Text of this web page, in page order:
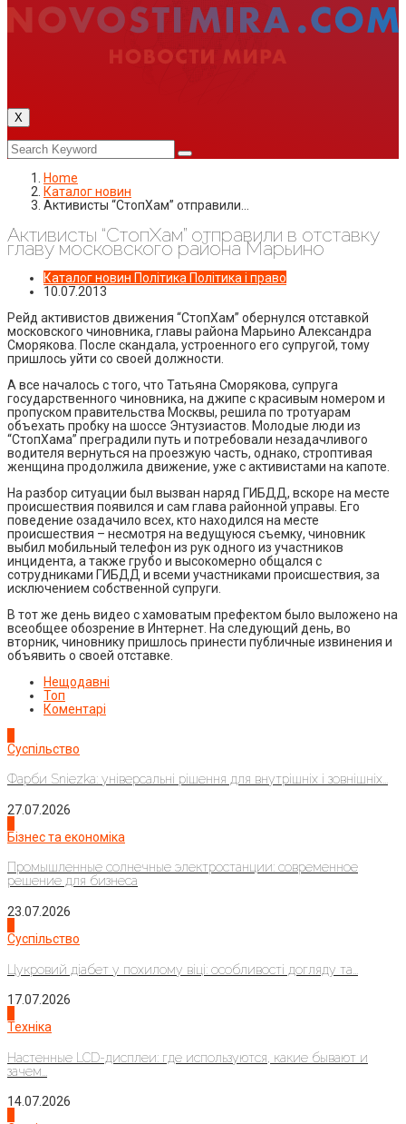
X
Home
Каталог новин
Активисты “СтопХам” отправили…
Активисты “СтопХам” отправили в отставку
главу московского района Марьино
Каталог новин Політика Політика і право
10.07.2013
Рейд активистов движения “СтопХам” обернулся отставкой
московского чиновника, главы района Марьино Александра
Сморякова. После скандала, устроенного его супругой, тому
пришлось уйти со своей должности.
А все началось с того, что Татьяна Сморякова, супруга
государственного чиновника, на джипе с красивым номером и
пропуском правительства Москвы, решила по тротуарам
объехать пробку на шоссе Энтузиастов. Молодые люди из
“СтопХама” преградили путь и потребовали незадачливого
водителя вернуться на проезжую часть, однако, строптивая
женщина продолжила движение, уже с активистами на капоте.
На разбор ситуации был вызван наряд ГИБДД, вскоре на месте
происшествия появился и сам глава районной управы. Его
поведение озадачило всех, кто находился на месте
происшествия – несмотря на ведущуюся съемку, чиновник
выбил мобильный телефон из рук одного из участников
инцидента, а также грубо и высокомерно общался с
сотрудниками ГИБДД и всеми участниками происшествия, за
исключением собственной супруги.
В тот же день видео с хамоватым префектом было выложено на
всеобщее обозрение в Интернет. На следующий день, во
вторник, чиновнику пришлось принести публичные извинения и
объявить о своей отставке.
Нещодавні
Топ
Коментарі
Суспільство
Фарби Sniezka: універсальні рішення для внутрішніх і зовнішніх...
27.07.2026
Бізнес та економіка
Промышленные солнечные электростанции: современное
решение для бизнеса
23.07.2026
Суспільство
Цукровий діабет у похилому віці: особливості догляду та...
17.07.2026
Техніка
Настенные LCD-дисплеи: где используются, какие бывают и
зачем...
14.07.2026